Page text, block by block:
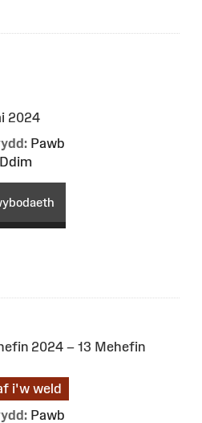
2024
Pawb
2024 – 13 Mehefin
i'w weld
Pawb